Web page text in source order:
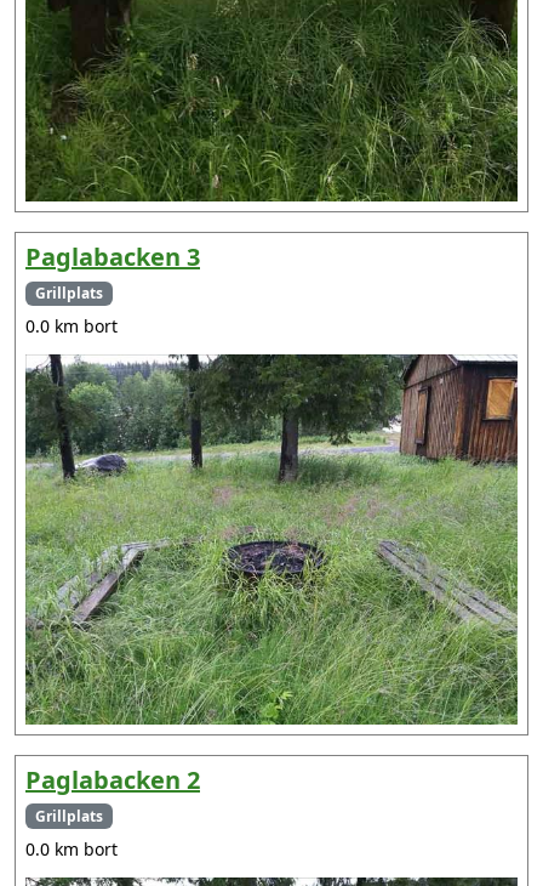
Paglabacken 3
Grillplats
0.0 km bort
Paglabacken 2
Grillplats
0.0 km bort